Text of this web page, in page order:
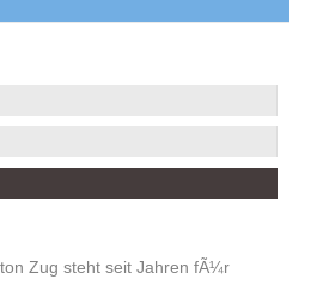
Zug steht seit Jahren fÃ¼r